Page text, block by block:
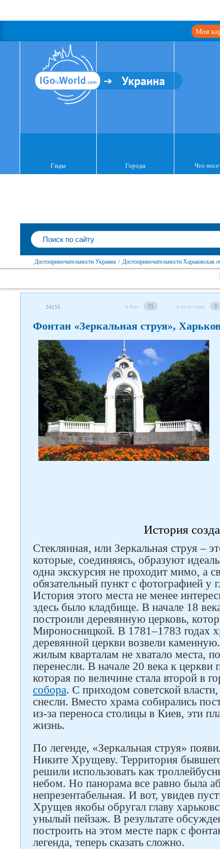
Моя
Украина
Гиды Города Что
Достопримечательности Украина / Достопримечательности Харьковская
34155 я был 35 я хочу сюда 3
Фонтан «Зеркальная струя»,
История
Стеклянная, или Зеркальная струя –
которые, соединяясь, образуют
одна экскурсия не проходит мимо, а
обязательный пункт с фотографией у
История этого места не менее
здесь было кладбище. В начале 18
построили деревянную церковь,
Мироносницкой. В 1781–1783 годах
деревянной церкви возвели
жилым кварталам не хватало места,
перенесли. В начале 20 века к церкви
которая по величине стала второй в
собора. С приходом советской
снесли. Вместо храма собирались
из-за переноса столицы в Киев, эти
жизнь.
По легенде, «Зеркальная струя»
Никите Хрущеву. Территория
решили использовать как
небом. Но панорама все равно была
непрезентабельная. И вот, увидев
Хрущев якобы обругал главу
унылый пейзаж. В результате
построить на этом месте парк с
легенда, теперь сказать сложно.
Следите за нами в соцсетях